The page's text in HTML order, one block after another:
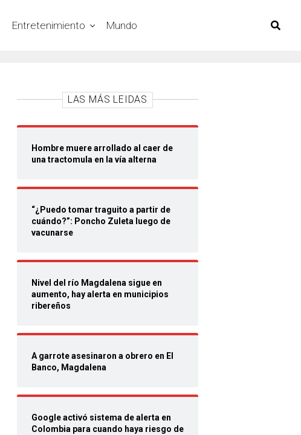
Entretenimiento Mundo
LAS MÁS LEIDAS
Hombre muere arrollado al caer de
una tractomula en la vía alterna
“¿Puedo tomar traguito a partir de
cuándo?”: Poncho Zuleta luego de
vacunarse
Nivel del río Magdalena sigue en
aumento, hay alerta en municipios
ribereños
A garrote asesinaron a obrero en El
Banco, Magdalena
Google activó sistema de alerta en
Colombia para cuando haya riesgo de